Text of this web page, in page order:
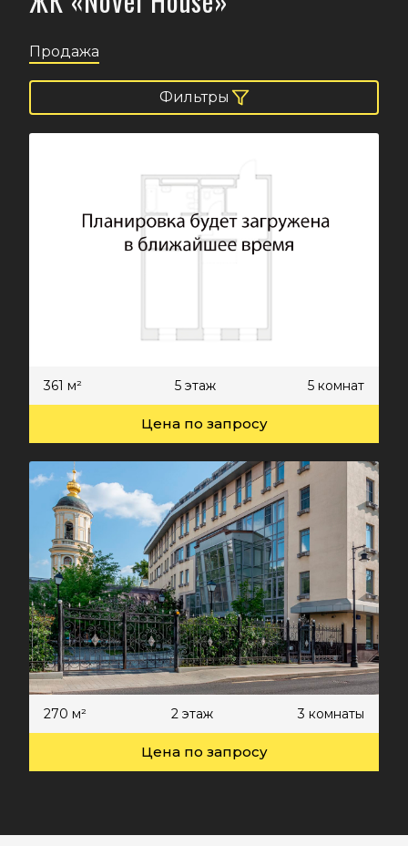
Продажа
Фильтры
361 м² 5 этаж 5 комнат
Цена по запросу
270 м² 2 этаж 3 комнаты
Цена по запросу